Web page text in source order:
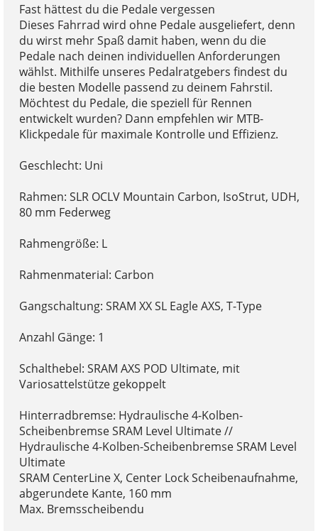
Fast hättest du die Pedale vergessen
Dieses Fahrrad wird ohne Pedale ausgeliefert, denn
du wirst mehr Spaß damit haben, wenn du die
Pedale nach deinen individuellen Anforderungen
wählst. Mithilfe unseres Pedalratgebers findest du
die besten Modelle passend zu deinem Fahrstil.
Möchtest du Pedale, die speziell für Rennen
entwickelt wurden? Dann empfehlen wir MTB-
Klickpedale für maximale Kontrolle und Effizienz.
Geschlecht: Uni
Rahmen: SLR OCLV Mountain Carbon, IsoStrut, UDH,
80 mm Federweg
Rahmengröße: L
Rahmenmaterial: Carbon
Gangschaltung: SRAM XX SL Eagle AXS, T-Type
Anzahl Gänge: 1
Schalthebel: SRAM AXS POD Ultimate, mit
Variosattelstütze gekoppelt
Hinterradbremse: Hydraulische 4-Kolben-
Scheibenbremse SRAM Level Ultimate //
Hydraulische 4-Kolben-Scheibenbremse SRAM Level
Ultimate
SRAM CenterLine X, Center Lock Scheibenaufnahme,
abgerundete Kante, 160 mm
Max. Bremsscheibendu